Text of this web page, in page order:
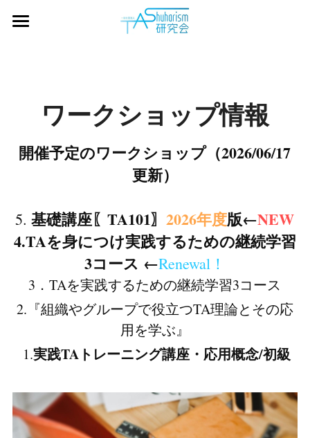
ワークショップ履歴
活動内容
ブログ
POWERED BY
ワークショップ情報
開催予定のワークショップ（2026/06/17
更新）
5. 基礎講座〖TA101〗2026年度版←NEW
4.TAを身につけ実践するための継続学習
3コース ←Renewal！
3．TAを実践するための継続学習3コース
2.『組織やグループで役立つTA理論とその応
用を学ぶ』
1.実践TAトレーニング講座・応用概念/初級